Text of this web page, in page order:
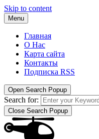
Skip to content
Menu
Главная
О Нас
Карта сайта
Контакты
Подписка RSS
Open Search Popup
Search for:
Close Search Popup